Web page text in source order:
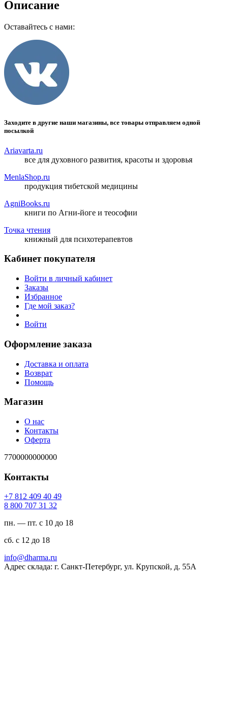
Описание
Оставайтесь с нами:
Заходите в другие наши магазины, все товары отправляем одной
посылкой
Ariavarta.ru
все для духовного развития, красоты и здоровья
MenlaShop.ru
продукция тибетской медицины
AgniBooks.ru
книги по Агни-йоге и теософии
Точка чтения
книжный для психотерапевтов
Кабинет покупателя
Войти в личный кабинет
Заказы
Избранное
Где мой заказ?
Войти
Оформление заказа
Доставка и оплата
Возврат
Помощь
Магазин
О нас
Контакты
Оферта
7700000000000
Контакты
94 04 904 218 7+
23 13 707 008 8
пн. — пт. с 10 до 18
сб. с 12 до 18
ur.amrahd@ofni
Адрес склада: г. Санкт-Петербург, ул. Крупской, д. 55А